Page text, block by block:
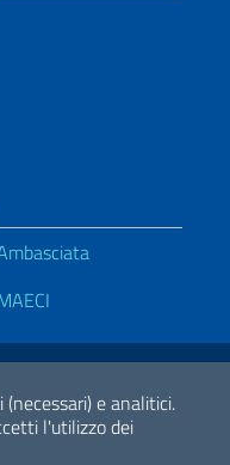
e analitici.
l'utilizzo dei